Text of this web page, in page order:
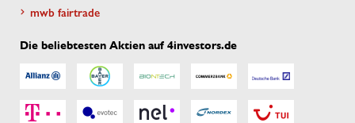
mwb fairtrade
Die beliebtesten Aktien auf 4investors.de